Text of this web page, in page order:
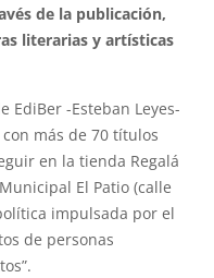
de la publicación,
literarias y artísticas
EdiBer -Esteban Leyes-
más de 70 títulos
en la tienda Regalá
El Patio (calle
impulsada por el
de personas